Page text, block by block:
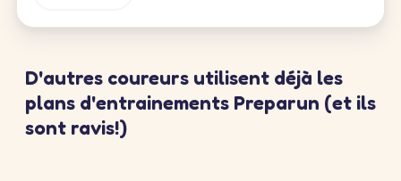
D'autres coureurs utilisent déjà les
plans d'entrainements Preparun (et ils
sont ravis!)